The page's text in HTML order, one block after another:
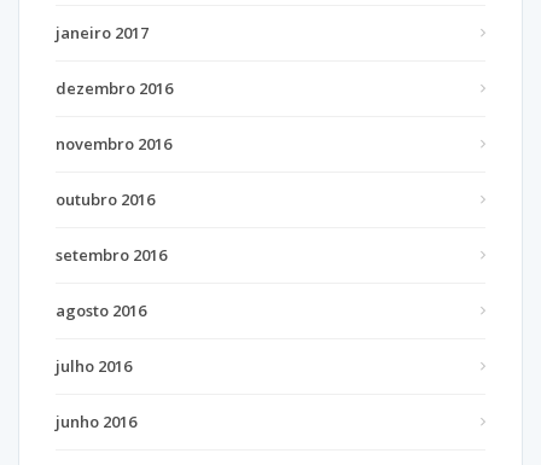
janeiro 2017
dezembro 2016
novembro 2016
outubro 2016
setembro 2016
agosto 2016
julho 2016
junho 2016